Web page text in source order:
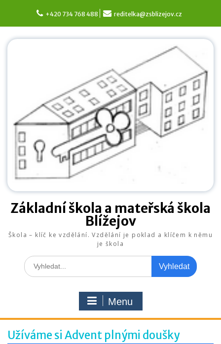
content
+420 734 768 488 reditelka@zsblizejov.cz
Základní škola a mateřská škola
Blížejov
Škola – klíč ke vzdělání. Vzdělání je poklad a klíčem k němu
je škola
Search
for:
Menu
Užíváme si Advent plnými doušky